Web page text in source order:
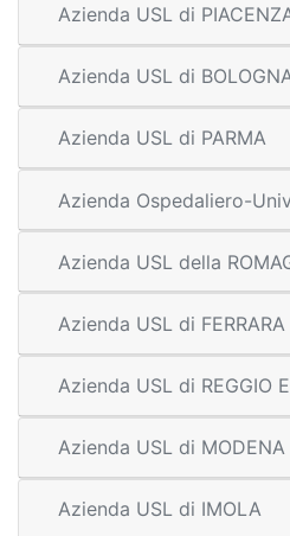
Azienda USL di
Azienda USL di
Azienda USL di PARMA
Azienda Ospedaliero-
Azienda USL della
Azienda USL di FERRARA
Azienda USL di REGGIO
Azienda USL di MODENA
Azienda USL di IMOLA